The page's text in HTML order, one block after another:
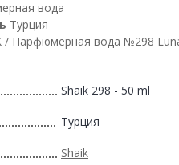
вода
Турция
/ Парфюмерная вода №298
Shaik 298 - 50 ml
Турция
Shaik